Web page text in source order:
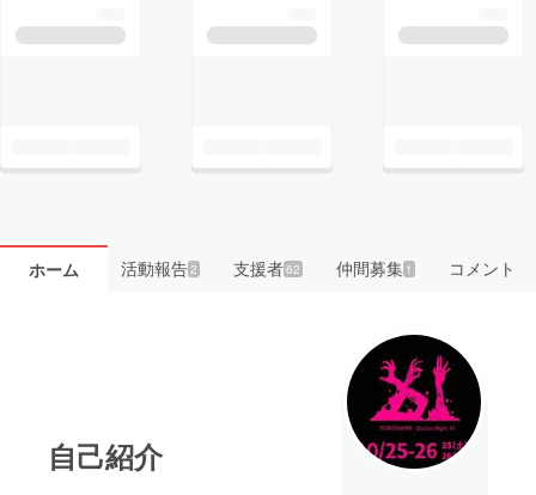
ホーム 活動報告2 支援者62 仲間募集 1 コメント
自己紹介